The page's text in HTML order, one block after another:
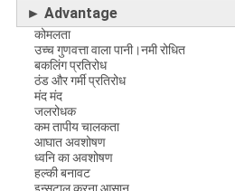
► Advantage
कोमलता
उच्च गुणवत्ता वाला पानी।नमी रोधित
बकलिंग प्रतिरोध
ठंड और गर्मी प्रतिरोध
मंद मंद
जलरोधक
कम तापीय चालकता
आघात अवशोषण
ध्वनि का अवशोषण
हल्की बनावट